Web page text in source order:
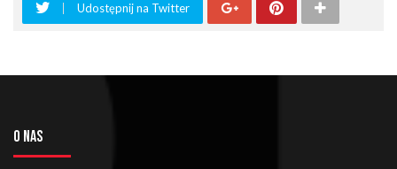
Udostępnij na Twitter
O NAS